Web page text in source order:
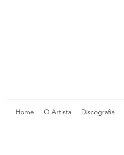
Home O Artista Discografia